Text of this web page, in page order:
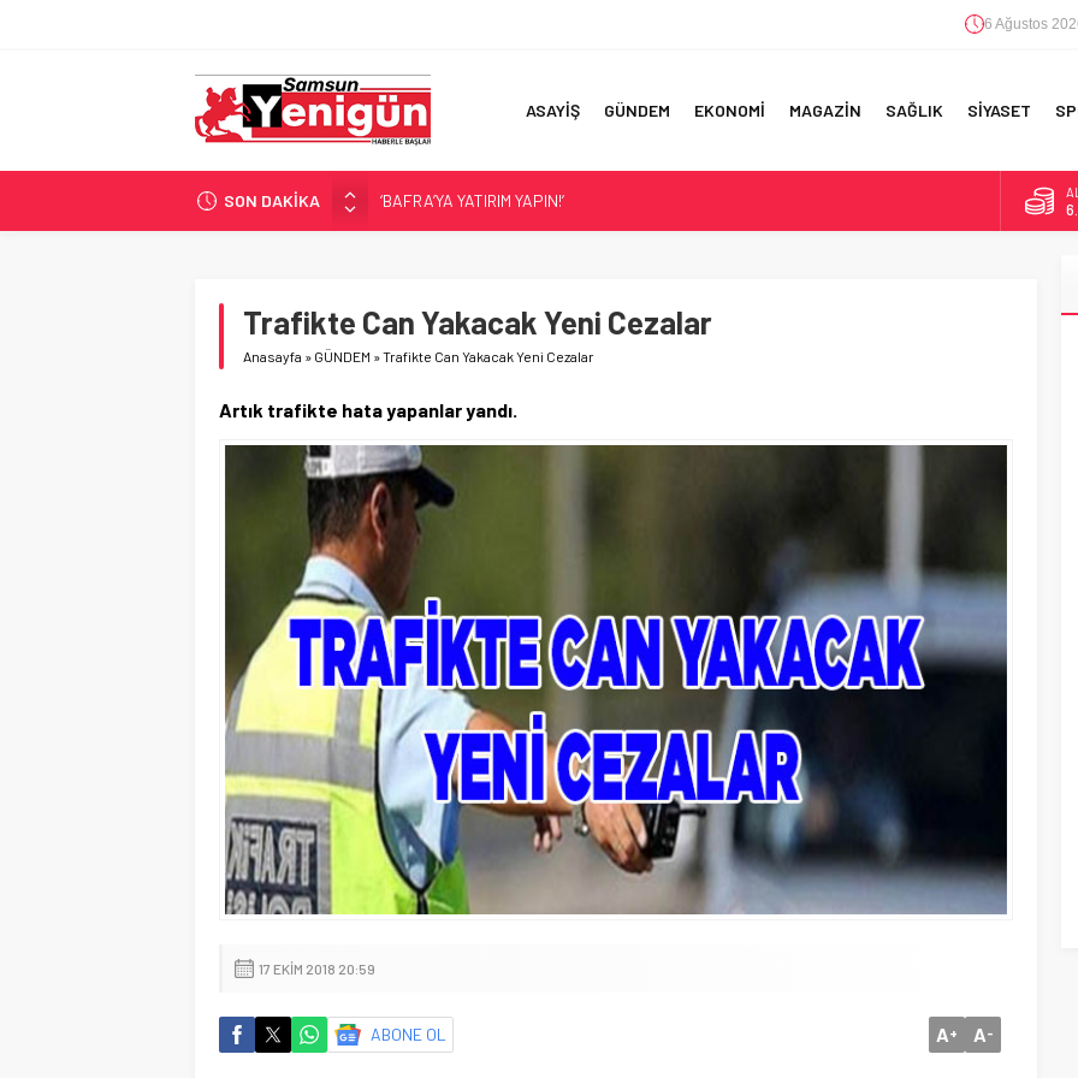
6 Ağustos
ASAYİŞ GÜNDEM EKONOMİ MAGAZİN SAĞLIK SİYASET
SON DAKİKA
‘BAFRA’YA YATIRIM YAPIN!’
İŞTE FINDIK FİYATI!
ALAÇAM’A ‘DEV’ YATIRIM!
Trafikte Can Yakacak Yeni Cezalar
Anasayfa » GÜNDEM »Trafikte Can Yakacak Yeni Cezalar
Artık trafikte hata yapanlar yandı.
17 EKIM 2018 20:59
ABONE OL A+ A-